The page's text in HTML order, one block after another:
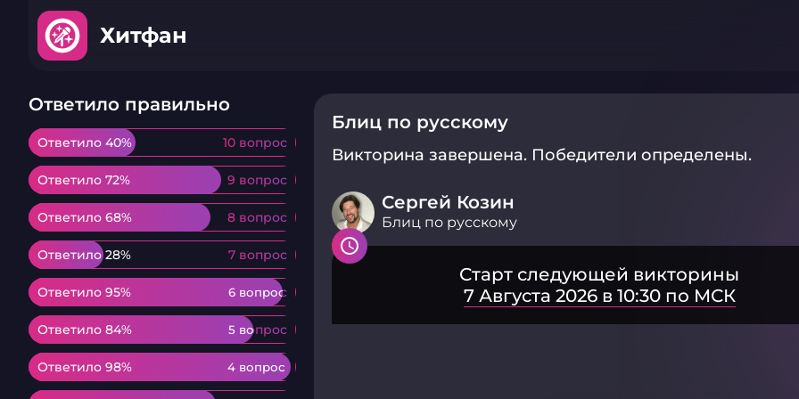
Хитфан
Ответило правильно
Ответило 40% 10 вопрос
Ответило 40% 10 вопрос
Ответило 72% 9 вопрос
Ответило 72% 9 вопрос
Ответило 68% 8 вопрос
Ответило 68% 8 вопрос
Ответило 28% 7 вопрос
Ответило 28% 7 вопрос
Ответило 95% 6 вопрос
Ответило 95% 6 вопрос
Ответило 84% 5 вопрос
Ответило 84% 5 вопрос
Ответило 98% 4 вопрос
Ответило 98% 4 вопрос
Блиц по русскому
Викторина завершена. Победители определены.
Сергей Козин
Блиц по русскому
Старт следующей викторины
7 Августа 2026 в 10:30 по МСК